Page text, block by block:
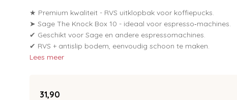
★ Premium kwaliteit - RVS uitklopbak voor koffiepucks.
➤ Sage The Knock Box 10 - ideaal voor espresso‑machines.
✔ Geschikt voor Sage en andere espressomachines.
✔ RVS + antislip bodem, eenvoudig schoon te maken.
Lees meer
31,90